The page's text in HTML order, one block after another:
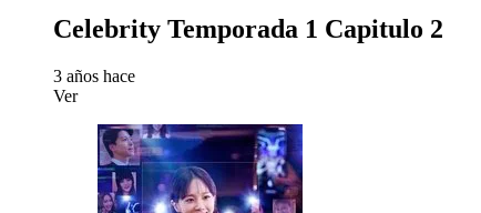
Celebrity Temporada 1 Capitulo 2
3 años hace
Ver